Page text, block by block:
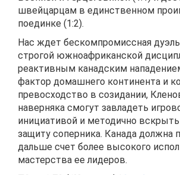
швейцарцам в единственном
поединке (1:2).
Нас ждет бескомпромиссная
строгой южноафриканской
реактивным канадским
фактор домашнего континента и
превосходство в созидании,
наверняка смогут завладеть
инициативой и методично
защиту соперника. Канада должна
дальше счет более высокого
мастерства ее лидеров.